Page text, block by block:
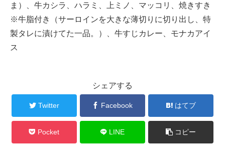
ま）、牛カシラ、ハラミ、上ミノ、マッコリ、焼きすき
※牛脂付き（サーロインを大きな薄切りに切り出し、特
製タレに漬けてた一品。）、牛すじカレー、モナカアイ
ス
シェアする
Twitter Facebook はてブ
Pocket LINE コピー